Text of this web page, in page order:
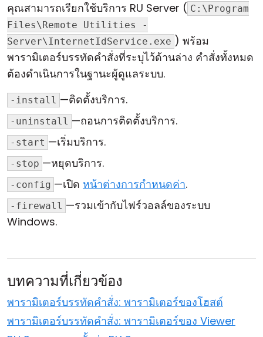
คุณสามารถเรียกใช้บริการ RU Server ( C:\Program
Files\Remote Utilities -
Server\InternetIdService.exe ) พร้อม
พารามิเตอร์บรรทัดคำสั่งที่ระบุไว้ด้านล่าง คำสั่งทั้งหมด
ต้องดำเนินการในฐานะผู้ดูแลระบบ.
-install —ติดตั้งบริการ.
-uninstall —ถอนการติดตั้งบริการ.
-start —เริ่มบริการ.
-stop —หยุดบริการ.
-config —เปิด หน้าต่างการกำหนดค่า.
-firewall —รวมเข้ากับไฟร์วอลล์ของระบบ
Windows.
บทความที่เกี่ยวข้อง
พารามิเตอร์บรรทัดคำสั่ง: พารามิเตอร์ของโฮสต์
พารามิเตอร์บรรทัดคำสั่ง: พารามิเตอร์ของ Viewer
การสนับสนุน Active Directory
การกำหนดค่า MSI
คลาวด์ & ออน-พรีมิส